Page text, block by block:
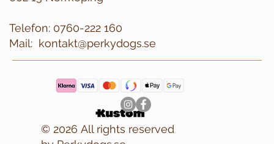
Telefon: 0760-222 160
kontakt@perkydogs.se
Mail:
© 2026 All rights reserved